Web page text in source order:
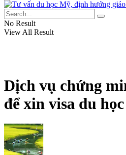
No Result
View All Result
Dịch vụ chứng
để xin visa du học